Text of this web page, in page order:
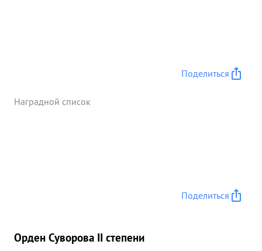
Поделиться
Наградной список
Поделиться
Орден Суворова II степени